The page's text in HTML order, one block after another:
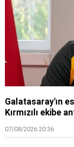
Galatasaray'ın
Kırmızılı ekibe
07/08/2026 20:36